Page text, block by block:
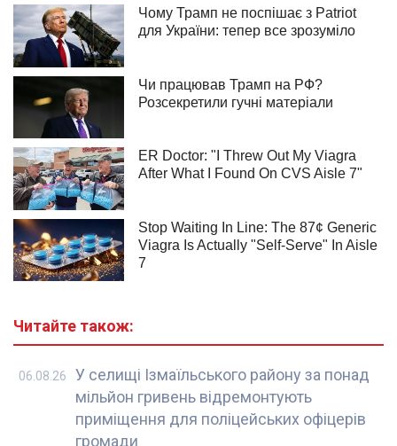
Читайте також:
У селищі Ізмаїльського району за понад
мільйон гривень відремонтують
приміщення для поліцейських офіцерів
громади
06.08.26